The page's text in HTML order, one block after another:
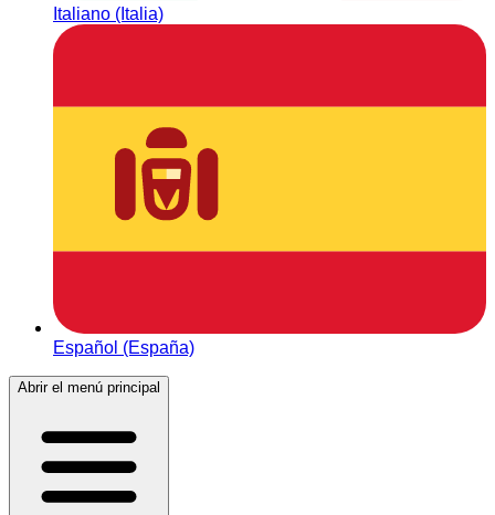
Italiano (Italia)
Español (España)
Abrir el menú principal